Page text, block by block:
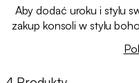
Aby dodać uroku i stylu
zakup konsoli w stylu
sprawdzi się w salonie,